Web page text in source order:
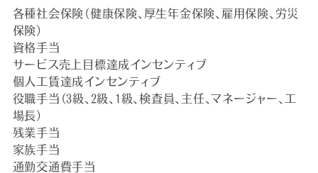
各種社会保険（健康保険、厚生年金保険、雇用保険、労災
保険）
資格手当
サービス売上目標達成インセンティブ
個人工賃達成インセンティブ
役職手当（3級、2級、1級、検査員、主任、マネージャー、工
場長）
残業手当
家族手当
通勤交通費手当